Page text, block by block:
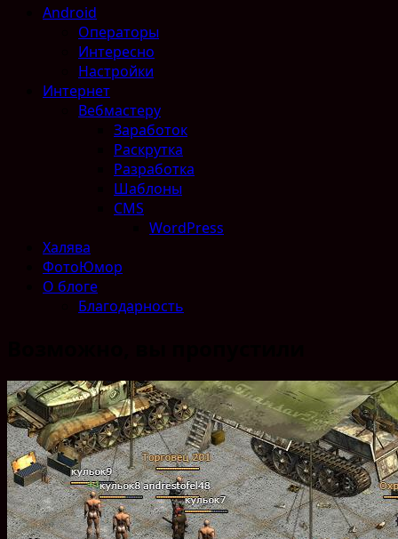
Android
Операторы
Интересно
Настройки
Интернет
Вебмастеру
Заработок
Раскрутка
Разработка
Шаблоны
CMS
WordPress
Халява
ФотоЮмор
О блоге
Благодарность